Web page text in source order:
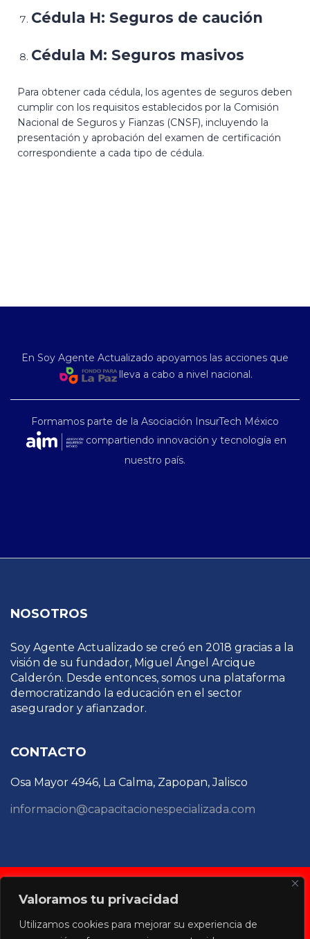
Valoramos tu privacidad
Utilizamos cookies para mejorar su experiencia de
Cédula H: Seguros de caución
Cédula M: Seguros masivos
Para obtener cada cédula, los agentes de seguros deben
cumplir con los requisitos establecidos por la Comisión
Nacional de Seguros y Fianzas (CNSF), incluyendo la
presentación y aprobación del examen de certificación
correspondiente a cada tipo de cédula.
En Soy Agente Actualizado apoyamos las acciones que
lleva a cabo a nivel nacional.
Formamos parte de la Asociación InsurTech México
compartiendo innovación y tecnología en
nuestro país.
NOSOTROS
Soy Agente Actualizado se creó en 2018 gracias a la
visión de su fundador, Miguel Ángel Arcique
Calderón. Desde entonces, somos una plataforma
democratizando la educación en el sector
asegurador y afianzador.
CONTACTO
Osa Mayor 4946, La Calma, Zapopan, Jalisco
informacion@capacitacionespecializada.com
Copyright © 2022 Capacitación Especializada, Sitio
administrado por TARVANT